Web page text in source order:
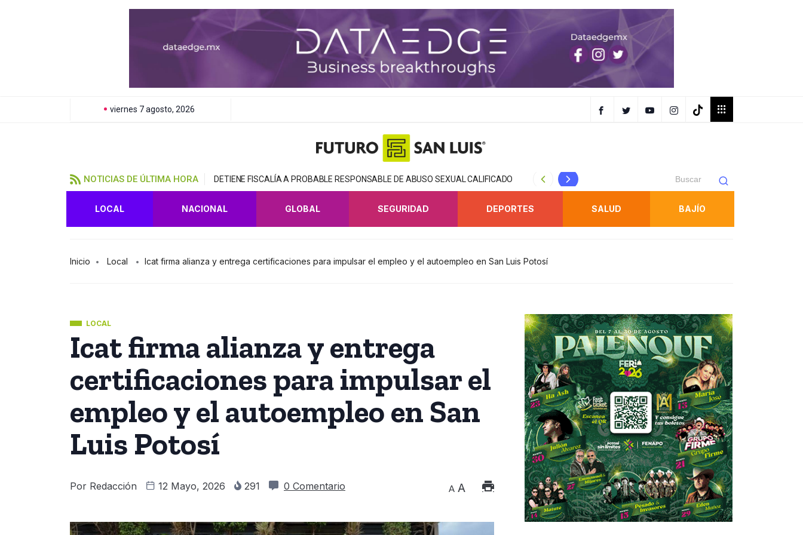
viernes 7 agosto, 2026
NOTICIAS DE ÚLTIMA HORA DETIENE FISCALÍA A PROBABLE RESPONSABLE DE ABUSO SEXUAL CALIFICADO FISCALÍA OBTIENE PRISIÓN PREVENTIVA CONTRA
LOCAL NACIONAL GLOBAL SEGURIDAD DEPORTES SALUD BAJÍO
Inicio Local Icat firma alianza y entrega certificaciones para impulsar el empleo y el autoempleo en San Luis Potosí
LOCAL
Icat firma alianza y entrega
certificaciones para impulsar el
empleo y el autoempleo en San
Luis Potosí
Por Redacción 12 Mayo, 2026 291 0 Comentario A A